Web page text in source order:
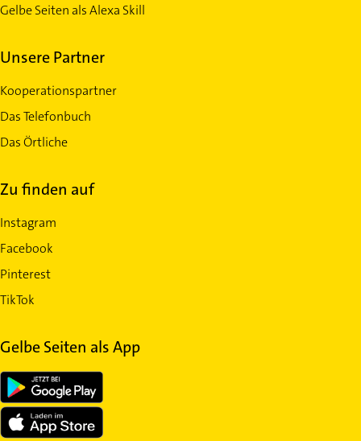
Gelbe Seiten als Alexa Skill
Unsere Partner
Kooperationspartner
Das Telefonbuch
Das Örtliche
Zu finden auf
Instagram
Facebook
Pinterest
TikTok
Gelbe Seiten als App